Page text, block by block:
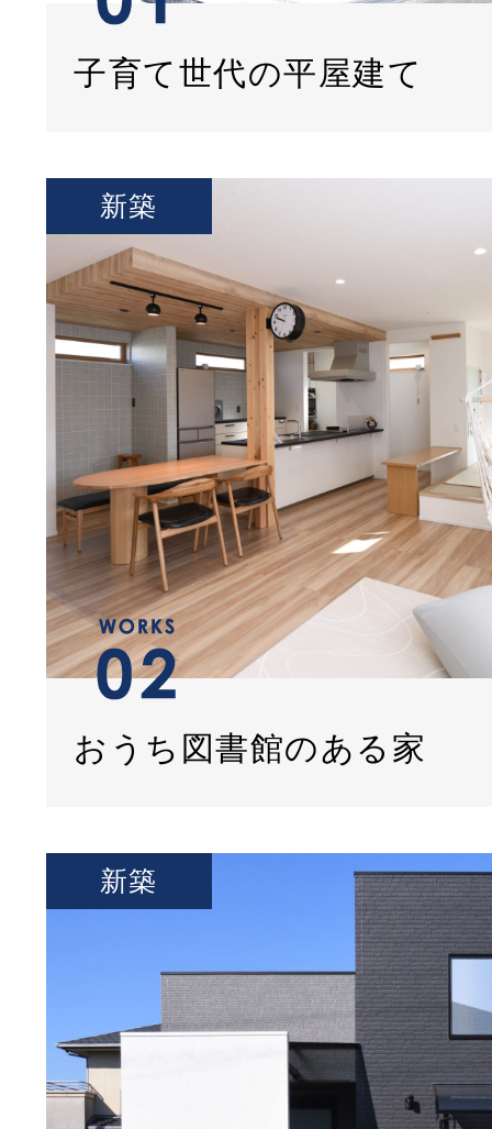
子育て世代の平屋建て
おうち図書館のある家
新築
新築